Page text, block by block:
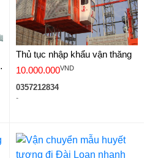
Thủ tục nhập khẩu vận thăng
10.000.000VND
0357212834
-